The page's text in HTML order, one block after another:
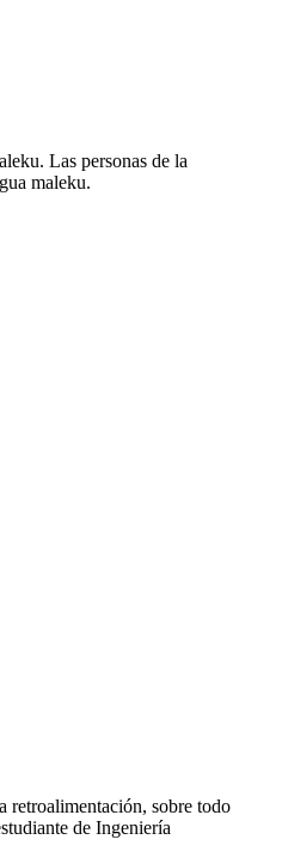
Las personas de la
maleku.
retroalimentación, sobre todo
de Ingeniería